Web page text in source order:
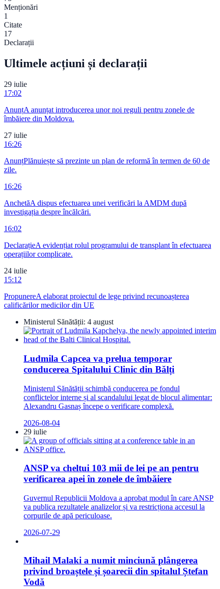
Menționări
1
Citate
17
Declarații
Ultimele acțiuni și declarații
29 iulie
17:02
AnunțA anunțat introducerea unor noi reguli pentru zonele de
îmbăiere din Moldova.
27 iulie
16:26
AnunțPlănuiește să prezinte un plan de reformă în termen de 60 de
zile.
16:26
AnchetăA dispus efectuarea unei verificări la AMDM după
investigația despre încălcări.
16:02
DeclarațieA evidențiat rolul programului de transplant în efectuarea
operațiilor complicate.
24 iulie
15:12
PropunereA elaborat proiectul de lege privind recunoașterea
calificărilor medicilor din UE
Ministerul Sănătății: 4 august
Ludmila Capcea va prelua temporar
conducerea Spitalului Clinic din Bălți
Ministerul Sănătății schimbă conducerea pe fondul
conflictelor interne și al scandalului legat de blocul alimentar:
Alexandru Gasnaș începe o verificare complexă.
2026-08-04
29 iulie
ANSP va cheltui 103 mii de lei pe an pentru
verificarea apei în zonele de îmbăiere
Guvernul Republicii Moldova a aprobat modul în care ANSP
va publica rezultatele analizelor și va restricționa accesul la
corpurile de apă periculoase.
2026-07-29
Mihail Malaki a numit minciună plângerea
privind broaștele și șoarecii din spitalul Ștefan
Vodă